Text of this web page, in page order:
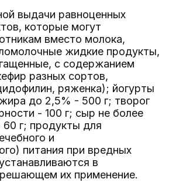
выдачи равноценных
которые могут
вместо молока,
жидкие продукты,
с содержанием
разных сортов,
ряженка); йогурты
до 2,5% - 500 г; творог
- 100 г; сыр не более
г; продукты для
и
питания при вредных
в
их применение.